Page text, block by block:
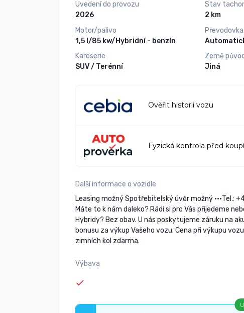
Uvedení do provozu
2026
Motor/palivo
1,5 l/85 kw/Hybridní - benzín
Karoserie
SUV / Terénní
Stav
2 km
Země
Jiná
Ověřit historii vozu
Fyzická kontrola před
Další informace o vozidle
Leasing možný Spotřebitelský úvěr možný •••Tel.:
Máte to k nám daleko? Rádi si pro Vás přijedeme
Hybridy? Bez obav. U nás poskytujeme záruku na
bonusu za výkup Vašeho vozu. Cena při výkupu
zimních kol zdarma.
Výbava